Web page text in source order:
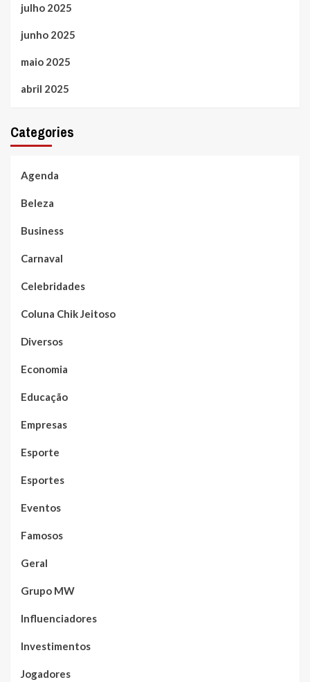
julho 2025
junho 2025
maio 2025
abril 2025
Categories
Agenda
Beleza
Business
Carnaval
Celebridades
Coluna Chik Jeitoso
Diversos
Economia
Educação
Empresas
Esporte
Esportes
Eventos
Famosos
Geral
Grupo MW
Influenciadores
Investimentos
Jogadores